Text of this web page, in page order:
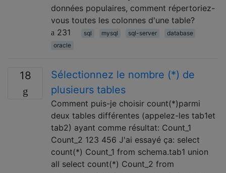
données populaires, comment répertoriez-
vous toutes les colonnes d'une table?
231
sql mysql sql-server
database
oracle
18
Sélectionnez le nombre (*) de
plusieurs tables
Comment puis-je choisir count(*)parmi
deux tables différentes (appelez-les tab1et
tab2) ayant comme résultat: Count_1
Count_2 123 456 J'ai essayé ça: select
count(*) Count_1 from schema.tab1 union
all select count(*) Count_2 from